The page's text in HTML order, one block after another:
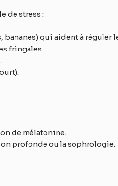
de stress :
qui aident à réguler
fringales.
de mélatonine.
profonde ou la sophrologie.